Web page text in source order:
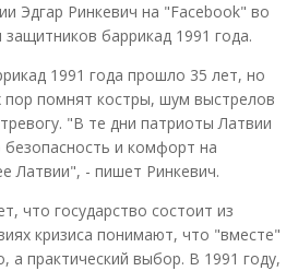
Эдгар Ринкевич на "Facebook" во
баррикад 1991 года.
1991 года прошло 35 лет, но
помнят костры, шум выстрелов
"В те дни патриоты Латвии
и комфорт на
Латвии", - пишет Ринкевич.
что государство состоит из
кризиса понимают, что "вместе"
а практический выбор. В 1991 году,